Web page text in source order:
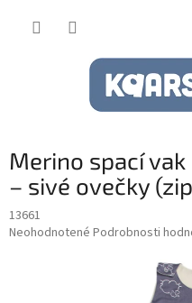
Merino spací
– sivé ovečky
13661
Priemerné
Neohodnotené Podrobnosti